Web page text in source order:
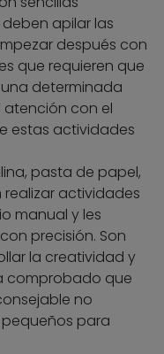
apilar las
después con
que requieren que
determinada
atención con el
estas actividades
pasta de papel,
realizar actividades
manual y les
precisión. Son
la creatividad y
comprobado que
no
para